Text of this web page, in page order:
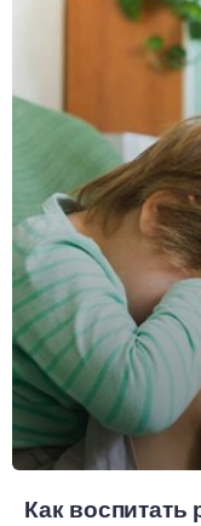
Как воспитать